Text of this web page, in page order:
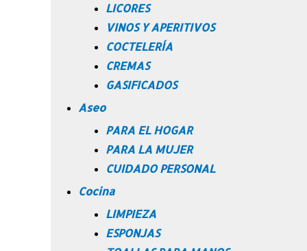
LICORES
VINOS Y APERITIVOS
COCTELERÍA
CREMAS
GASIFICADOS
Aseo
PARA EL HOGAR
PARA LA MUJER
CUIDADO PERSONAL
Cocina
LIMPIEZA
ESPONJAS